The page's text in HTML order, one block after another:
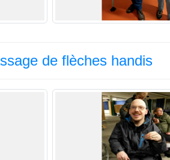
de flèches handis